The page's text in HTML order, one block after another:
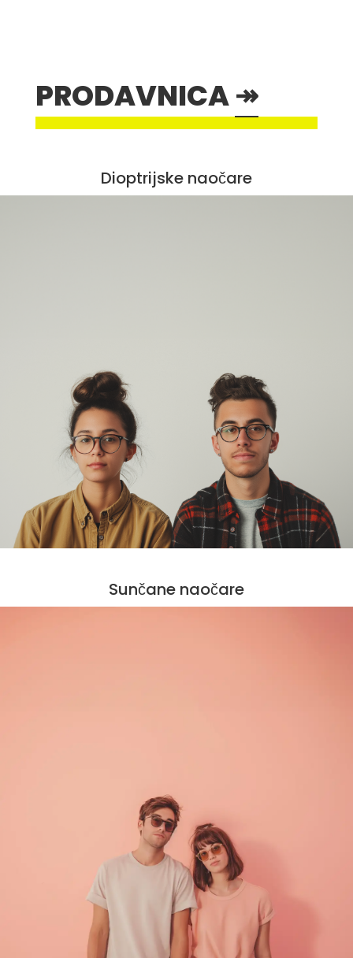
PRODAVNICA↠
Dioptrijske naočare
Sunčane naočare